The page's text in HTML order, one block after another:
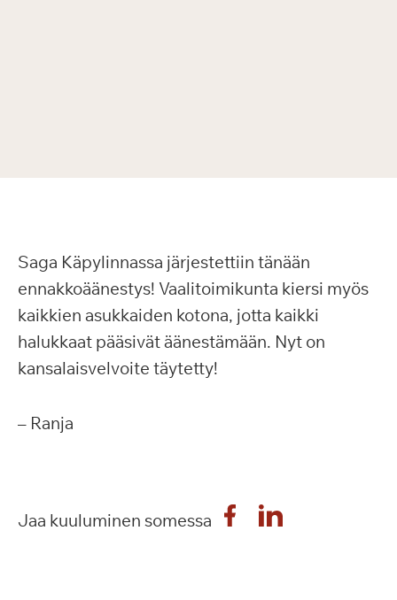
Saga Käpylinnassa järjestettiin tänään
ennakkoäänestys! Vaalitoimikunta kiersi myös
kaikkien asukkaiden kotona, jotta kaikki
halukkaat pääsivät äänestämään. Nyt on
kansalaisvelvoite täytetty!
– Ranja
Jaa kuuluminen somessa